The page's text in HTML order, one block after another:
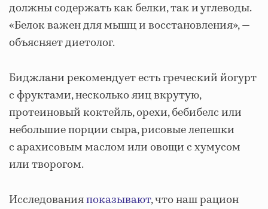
должны содержать как белки, так и углеводы.
«Белок важен для мышц и восстановления», —
объясняет диетолог.
Биджлани рекомендует есть греческий йогурт
с фруктами, несколько яиц вкрутую,
протеиновый коктейль, орехи, бебибелс или
небольшие порции сыра, рисовые лепешки
с арахисовым маслом или овощи с хумусом
или творогом.
Исследованияпоказывают, что наш рацион